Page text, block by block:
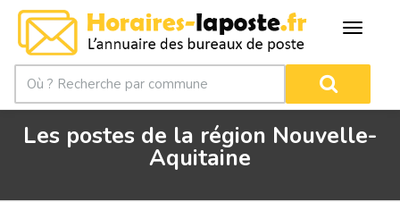
Les postes de la région Nouvelle-
Aquitaine